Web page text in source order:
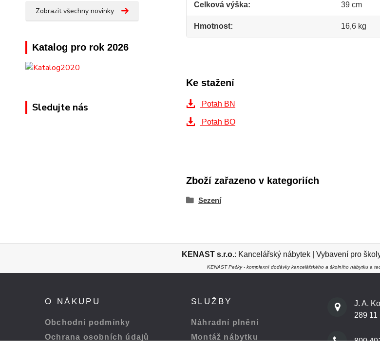
Zobrazit všechny novinky
Katalog pro rok 2026
Sledujte nás
Celková výška 39 cm
Hmotnost 16,6 kg
Ke stažení
Potah BN
Potah BO
Zboží zařazeno v kategoriích
Sezení
KENAST s.r.o.: Kancelářský nábytek Vybavení pro
KENAST Pečky - komplexní dodávky kancelářského a školního nábytku a
O NÁKUPU
Obchodní podmínky
Ochrana osobních údajů
SLUŽBY
Náhradní plnění
Montáž nábytku
J. A.
289 11
800